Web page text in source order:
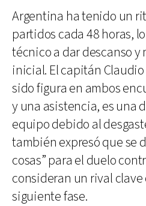
Argentina ha tenido un
partidos cada 48 horas,
técnico a dar descanso
inicial. El capitán
sido figura en ambos
y una asistencia, es una
equipo debido al
también expresó que se
cosas” para el duelo
consideran un rival clave
siguiente fase.